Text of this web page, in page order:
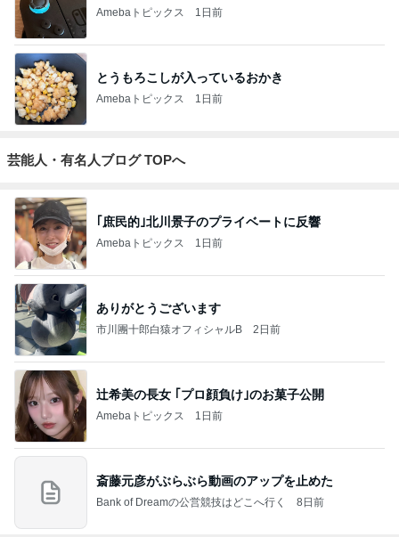
Amebaトピックス 1日前
とうもろこしが入っているおかき
Amebaトピックス 1日前
芸能人・有名人ブログ TOPへ
｢庶民的｣北川景子のプライベートに反響
Amebaトピックス 1日前
ありがとうございます
市川團十郎白猿オフィシャルB 2日前
辻希美の長女 ｢プロ顔負け｣のお菓子公開
Amebaトピックス 1日前
斎藤元彦がぶらぶら動画のアップを止めた
Bank of Dreamの公営競技はどこへ行く 8日前